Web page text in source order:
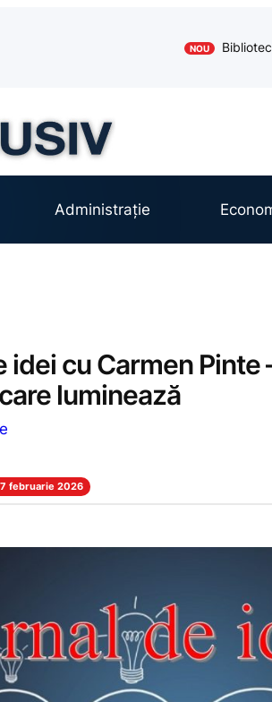
NOU
Administrație
idei cu Carmen Pinte
luminează
februarie 2026